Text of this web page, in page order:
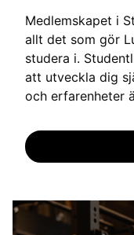
Medlemskapet i
allt det som gör
studera i.
att utveckla dig
och erfarenheter